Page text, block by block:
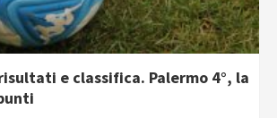
e classifica. Palermo 4°, la